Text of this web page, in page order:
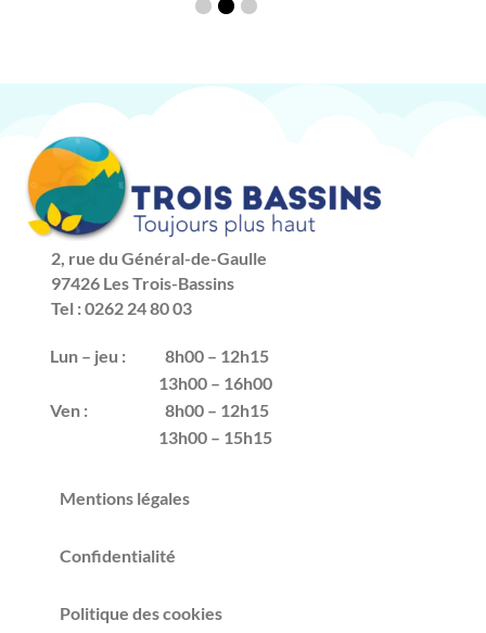
2, rue du Général-de-Gaulle
97426 Les Trois-Bassins
Tel : 0262 24 80 03
Lun – jeu :
8h00 – 12h15
13h00 – 16h00
Ven :
8h00 – 12h15
13h00 – 15h15
Mentions légales
Confidentialité
Politique des cookies